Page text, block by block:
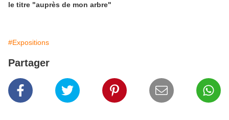
le titre "auprès de mon arbre"
#Expositions
Partager